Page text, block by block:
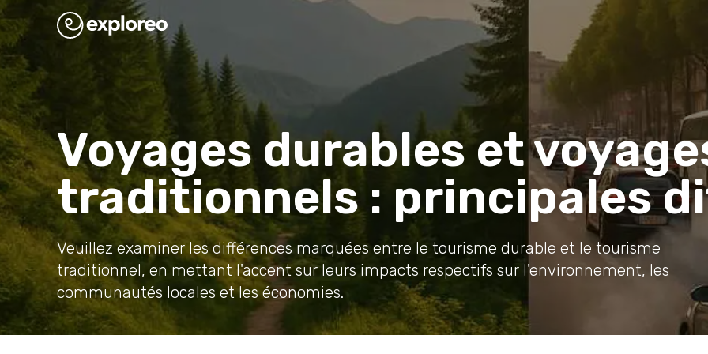
Voyages durables et
traditionnels : principales
Veuillez examiner les différences marquées entre le tourisme durable et le tourisme
traditionnel, en mettant l'accent sur leurs impacts respectifs sur l'environnement, les
communautés locales et les économies.